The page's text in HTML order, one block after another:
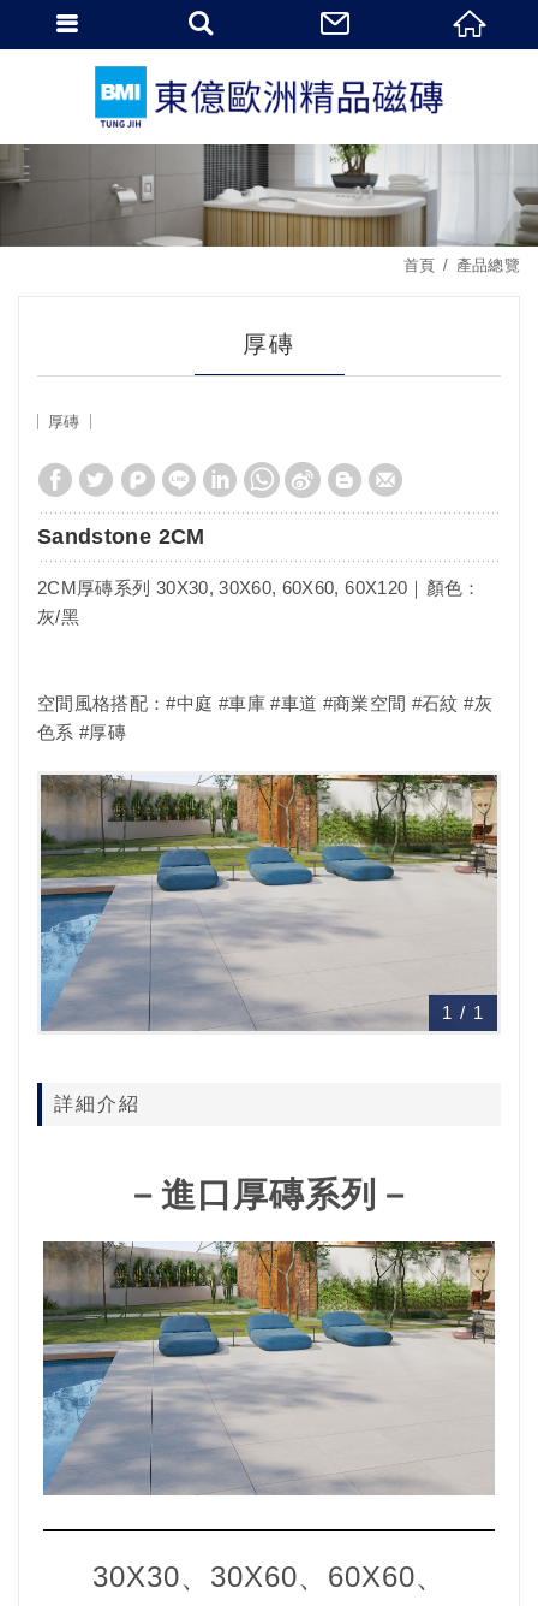
首頁 產品總覽
厚磚
厚磚
Sandstone 2CM
2CM厚磚系列 30X30, 30X60, 60X60, 60X120｜顏色：
灰/黑
空間風格搭配：#中庭 #車庫 #車道 #商業空間 #石紋 #灰
色系 #厚磚
1 / 1
詳細介紹
－進口厚磚系列－
30X30、30X60、60X60、